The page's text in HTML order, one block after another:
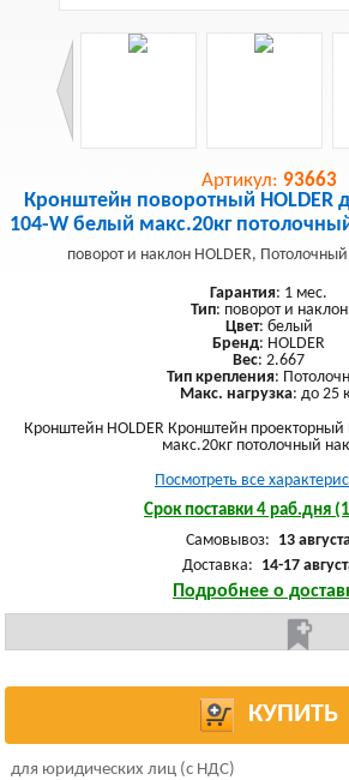
Артикул: 93663
Кронштейн поворотный HOLDER
104-W белый макс.20кг
поворот и наклон HOLDER,
Гарантия: 1 мес.
Тип: поворот и наклон
Цвет: белый
Бренд: HOLDER
Вес: 2.667
Тип крепления:
Макс. нагрузка: до 25
Кронштейн HOLDER Кронштейн
макс.20кг потолочный
Посмотреть все
Срок поставки 4 раб.дня
Самовывоз: 13
Доставка: 14-17
Подробнее о
КУПИТЬ
для юридических лиц (с НДС)